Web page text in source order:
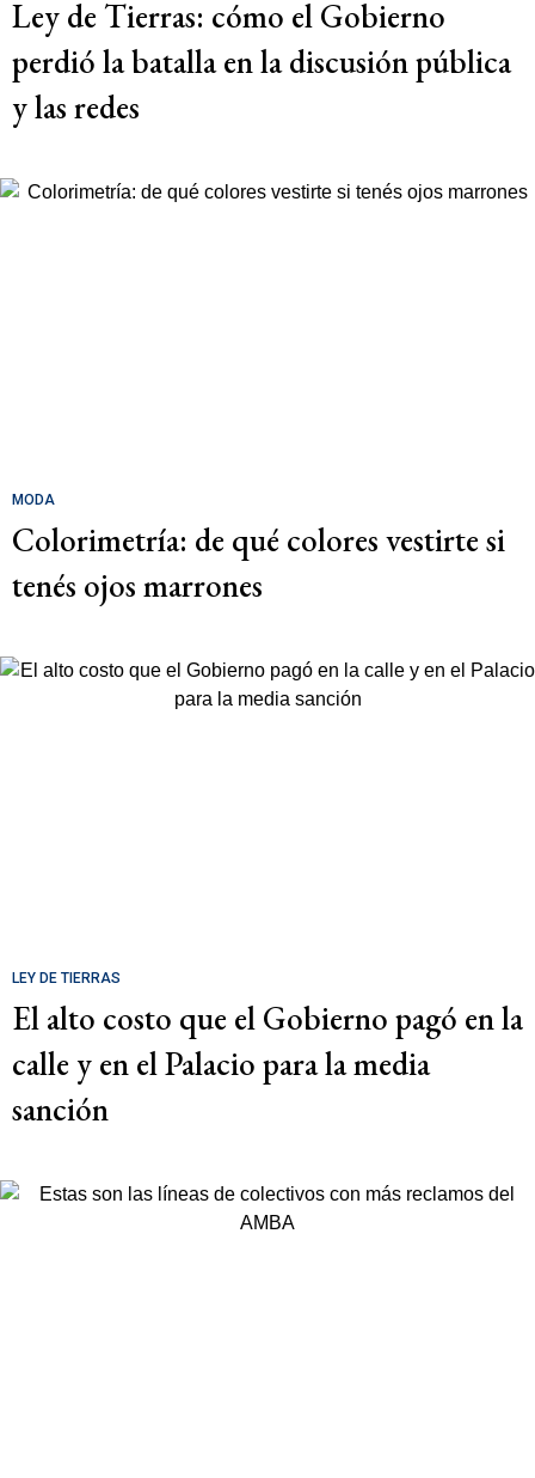
Ley de Tierras: cómo el Gobierno
perdió la batalla en la discusión pública
y las redes
MODA
Colorimetría: de qué colores vestirte si
tenés ojos marrones
LEY DE TIERRAS
El alto costo que el Gobierno pagó en la
calle y en el Palacio para la media
sanción